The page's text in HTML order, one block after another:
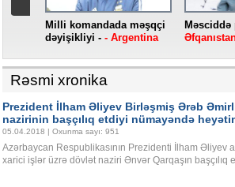
Milli komandada məşqçi
dəyişikliyi - - Argentina
Məsciddə
Rəsmi xronika
Prezident İlham Əliyev Birləşmiş Ərəb
nazirinin başçılıq etdiyi nümayəndə
05.04.2018 | Oxunma sayı: 951
Azərbaycan Respublikasının Prezidenti İlham
xarici işlər üzrə dövlət naziri Ənvər Qarqaşın